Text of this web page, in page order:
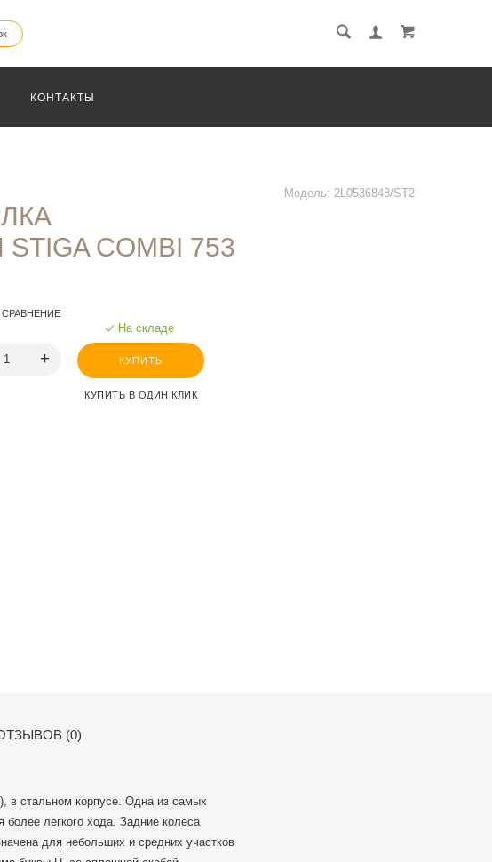
КОНТАКТЫ
Модель: 2L0536848/ST2
COMBI 753
СРАВНЕНИЕ
На складе
КУПИТЬ
КУПИТЬ В ОДИН КЛИК
(0)
в стальном корпусе. Одна из самых
легкого хода. Задние колеса
для небольших и средних участков